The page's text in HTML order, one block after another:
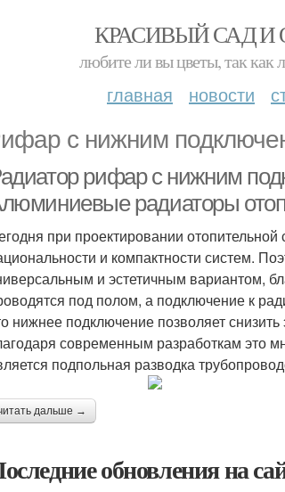
КРАСИВЫЙ САД И
любите ли вы цветы, так
главная новости
с нижним
рифар с нижним
радиаторы
при проектировании
и компактности систем.
и эстетичным вариантом,
под полом, а подключение к
нижнее подключение позволяет
современным разработкам это
подпольная разводка
дальше →
обновления на